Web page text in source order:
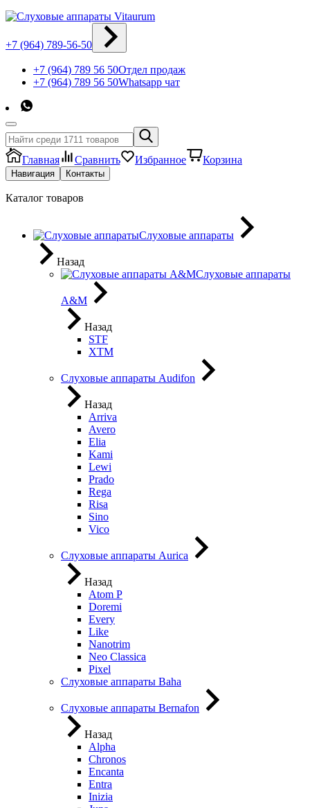
+7 (964) 789-56-50
+7 (964) 789 56 50Отдел продаж
+7 (964) 789 56 50Whatsapp чат
Главная Сравнить Избранное Корзина
Навигация Контакты
Каталог товаров
Слуховые аппараты
Назад
Слуховые аппараты
A&M
Назад
STF
XTM
Слуховые аппараты Audifon
Назад
Arriva
Avero
Elia
Kami
Lewi
Prado
Rega
Risa
Sino
Vico
Слуховые аппараты Aurica
Назад
Atom P
Doremi
Every
Like
Nanotrim
Neo Classica
Pixel
Слуховые аппараты Baha
Слуховые аппараты Bernafon
Назад
Alpha
Chronos
Encanta
Entra
Inizia